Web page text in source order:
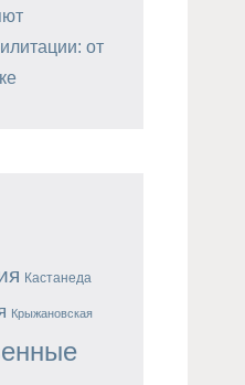
от
Кастанеда
Крыжановская